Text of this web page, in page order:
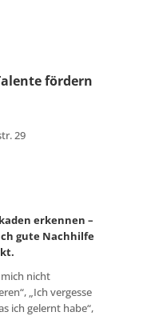
fördern
29
erkennen –
gute Nachhilfe
nicht
„Ich vergesse
ich gelernt habe“,